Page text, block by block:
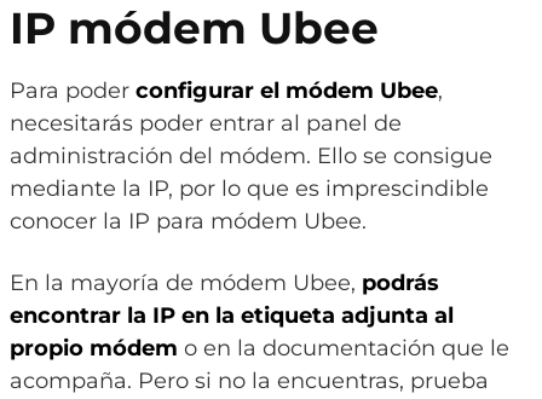
IP módem Ubee
Para poder configurar el módem Ubee,
necesitarás poder entrar al panel de
administración del módem. Ello se consigue
mediante la IP, por lo que es imprescindible
conocer la IP para módem Ubee.
En la mayoría de módem Ubee, podrás
encontrar la IP en la etiqueta adjunta al
propio módem o en la documentación que le
acompaña. Pero si no la encuentras, prueba